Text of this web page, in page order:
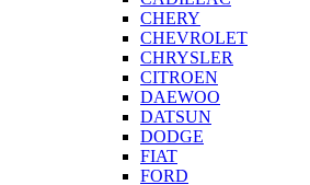
CHERY
CHEVROLET
CHRYSLER
CITROEN
DAEWOO
DATSUN
DODGE
FIAT
FORD